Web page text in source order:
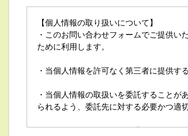
【個人情報の取り扱いについて】
・このお問い合わせフォームでご提供
ために利用します。
・当個人情報を許可なく第三者に提供す
・当個人情報の取扱いを委託することが
られるよう、委託先に対する必要かつ適